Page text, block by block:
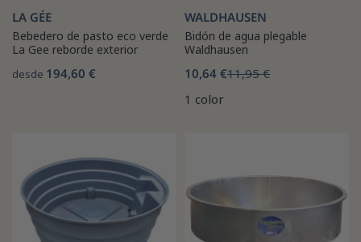
LA GÉE
Bebedero de pasto eco verde
La Gee reborde exterior
desde 194,60 €
WALDHAUSEN
Bidón de agua plegable
Waldhausen
10,64 €11,95 €
1 color